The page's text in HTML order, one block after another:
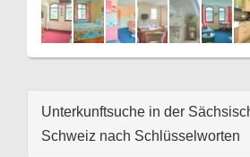
Unterkunftsuche in der
Schweiz nach Schlüsselworten